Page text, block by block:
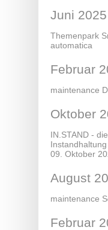
Juni 2025
Themenpark
automatica
Februar
maintenance
Oktober
IN.STAND -
09. Oktober
August
maintenance
Februar